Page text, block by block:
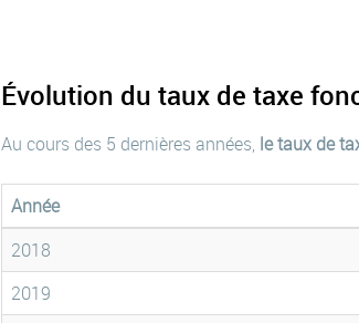
Évolution du taux de taxe
Au cours des 5 dernières années, le taux de
Année
2018
2019